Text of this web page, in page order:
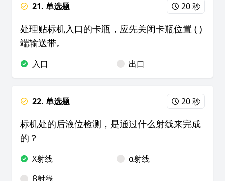
21. 单选题 20 秒
处理贴标机入口的卡瓶，应先关闭卡瓶位置 ( )
端输送带。
入口 出口
22. 单选题 20 秒
标机处的后液位检测，是通过什么射线来完成
的？
X射线
α射线